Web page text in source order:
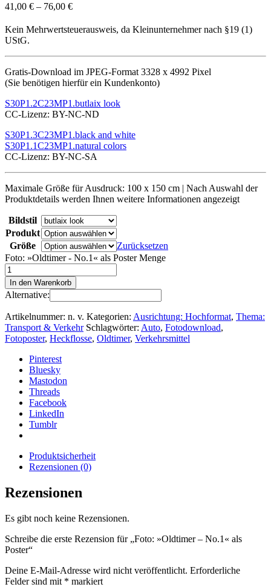
41,00 € – 76,00 €
Kein Mehrwertsteuerausweis, da Kleinunternehmer nach §19 (1)
UStG.
Gratis-Download im JPEG-Format 3328 x 4992 Pixel
(Sie benötigen hierfür ein Kundenkonto)
S30P1.2C23MP1.butlaix look
CC-Lizenz: BY-NC-ND
S30P1.3C23MP1.black and white
S30P1.1C23MP1.natural colors
CC-Lizenz: BY-NC-SA
Maximale Größe für Ausdruck: 100 x 150 cm | Nach Auswahl der
Produktdetails werden Ihnen weitere Informationen angezeigt
Bildstil
Produkt
Größe
Zurücksetzen
Foto: »Oldtimer - No.1« als Poster Menge
In den Warenkorb
Alternative:
Artikelnummer: n. v. Kategorien: Ausrichtung: Hochformat, Thema:
Transport & Verkehr Schlagwörter: Auto, Fotodownload,
Fotoposter, Heckflosse, Oldtimer, Verkehrsmittel
Pinterest
Bluesky
Mastodon
Threads
Facebook
LinkedIn
Tumblr
Produktsicherheit
Rezensionen (0)
Rezensionen
Es gibt noch keine Rezensionen.
Schreibe die erste Rezension für „Foto: »Oldtimer – No.1« als
Poster“
Deine E-Mail-Adresse wird nicht veröffentlicht. Erforderliche
Felder sind mit * markiert